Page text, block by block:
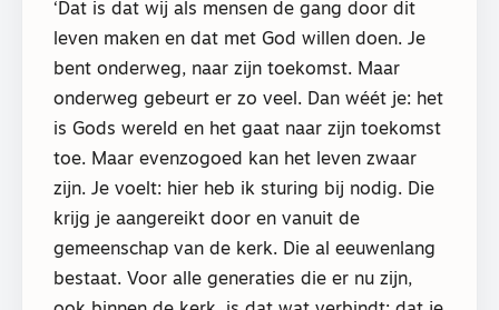
‘Dat is dat wij als mensen de gang door dit
leven maken en dat met God willen doen. Je
bent onderweg, naar zijn toekomst. Maar
onderweg gebeurt er zo veel. Dan wéét je: het
is Gods wereld en het gaat naar zijn toekomst
toe. Maar evenzogoed kan het leven zwaar
zijn. Je voelt: hier heb ik sturing bij nodig. Die
krijg je aangereikt door en vanuit de
gemeenschap van de kerk. Die al eeuwenlang
bestaat. Voor alle generaties die er nu zijn,